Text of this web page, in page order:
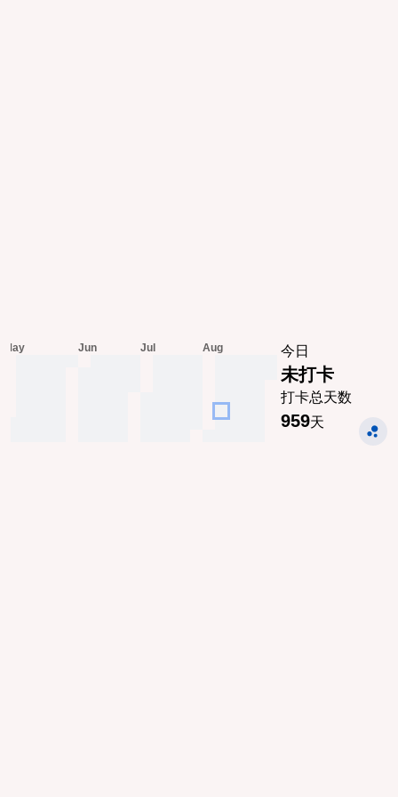
May Jun Jul Aug 今日
未打卡
打卡总天数
959天